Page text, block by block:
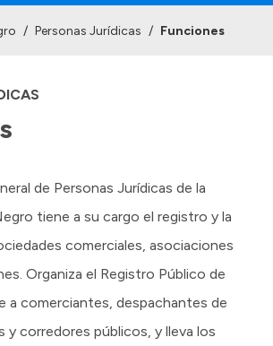
/ Personas Jurídicas / Funciones
de Personas Jurídicas de la
tiene a su cargo el registro y la
comerciales, asociaciones
Organiza el Registro Público de
a comerciantes, despachantes de
y corredores públicos, y lleva los